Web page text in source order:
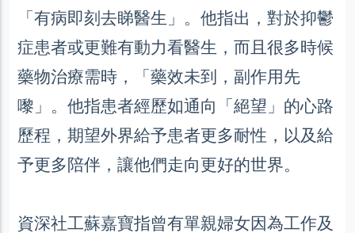
「有病即刻去睇醫生」。他指出，對於抑鬱
症患者或更難有動力看醫生，而且很多時候
藥物治療需時，「藥效未到，副作用先
嚟」。他指患者經歷如通向「絕望」的心路
歷程，期望外界給予患者更多耐性，以及給
予更多陪伴，讓他們走向更好的世界。
資深社工蘇嘉寶指曾有單親婦女因為工作及